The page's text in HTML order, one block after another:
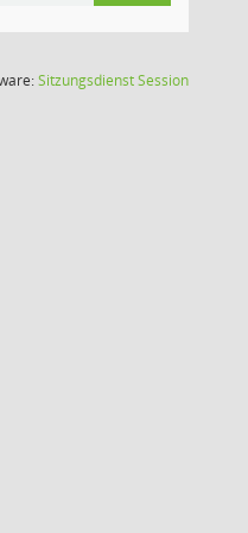
SitzungsdienstSession(Wird in